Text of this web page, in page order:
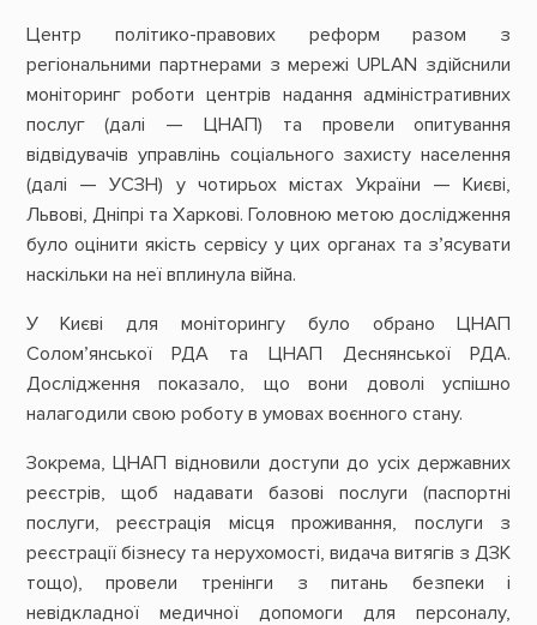
Центр політико-правових реформ разом з
регіональними партнерами з мережі UPLAN здійснили
моніторинг роботи центрів надання адміністративних
послуг (далі — ЦНАП) та провели опитування
відвідувачів управлінь соціального захисту населення
(далі — УСЗН) у чотирьох містах України — Києві,
Львові, Дніпрі та Харкові. Головною метою дослідження
було оцінити якість сервісу у цих органах та з’ясувати
наскільки на неї вплинула війна.
У Києві для моніторингу було обрано ЦНАП
Солом’янської РДА та ЦНАП Деснянської РДА.
Дослідження показало, що вони доволі успішно
налагодили свою роботу в умовах воєнного стану.
Зокрема, ЦНАП відновили доступи до усіх державних
реєстрів, щоб надавати базові послуги (паспортні
послуги, реєстрація місця проживання, послуги з
реєстрації бізнесу та нерухомості, видача витягів з ДЗК
тощо), провели тренінги з питань безпеки і
невідкладної медичної допомоги для персоналу,